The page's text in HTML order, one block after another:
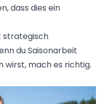
dass dies ein
strategisch
du Saisonarbeit
wirst, mach es richtig.